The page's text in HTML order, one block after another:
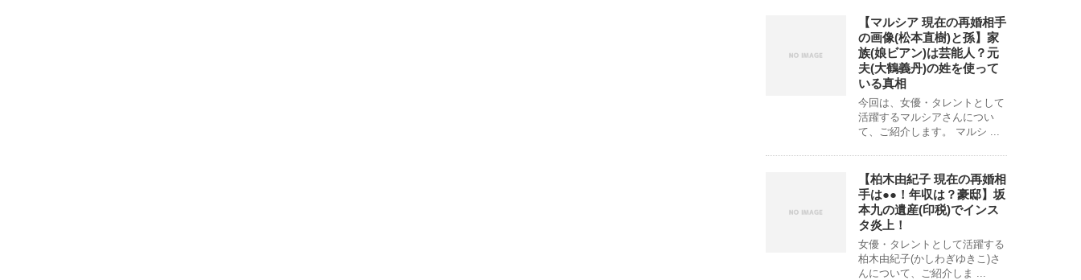
【マルシア 現在の再婚相手
の画像(松本直樹)と孫】家
族(娘ビアン)は芸能人？元
夫(大鶴義丹)の姓を使って
いる真相
今回は、女優・タレントとして
活躍するマルシアさんについ
て、ご紹介します。 マルシ ...
【柏木由紀子 現在の再婚相
手は●●！年収は？豪邸】坂
本九の遺産(印税)でインス
タ炎上！
女優・タレントとして活躍する
柏木由紀子(かしわぎゆきこ)さ
んについて、ご紹介しま ...